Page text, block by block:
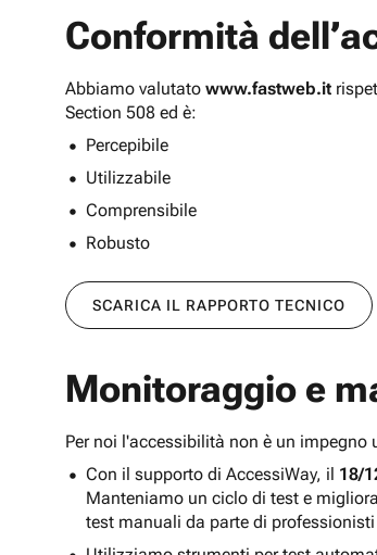
Conformità
Abbiamo valutato www.fastweb.it
Section 508 ed è:
Percepibile
Utilizzabile
Comprensibile
Robusto
SCARICA IL RAPPORTO TECNICO
Monitoraggio e
Per noi l'accessibilità non è un
Con il supporto di AccessiWay, il 18/
Manteniamo un ciclo di test e
test manuali da parte di